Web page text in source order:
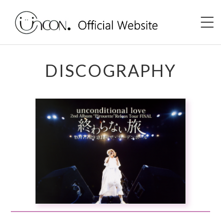
Event
uncon. TV
Discography
Shop
Profile
DISCOGRAPHY